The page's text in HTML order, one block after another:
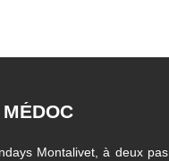
Montalivet, à deux pas